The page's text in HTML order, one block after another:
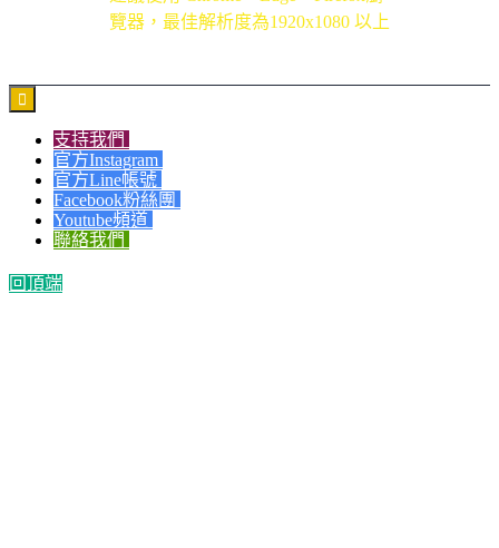
覽器，最佳解析度為1920x1080 以上

支持我們
官方Instagram
官方Line帳號
Facebook粉絲團
Youtube頻道
聯絡我們
回頂端